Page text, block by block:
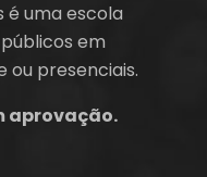
é uma escola
em
ou presenciais.
aprovação.